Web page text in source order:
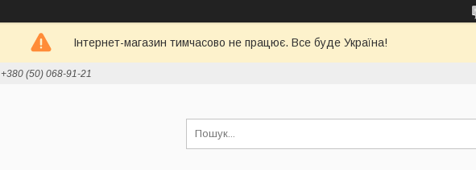
Інтернет-магазин тимчасово не працює. Все буде Україна!
+380 (50) 068-91-21